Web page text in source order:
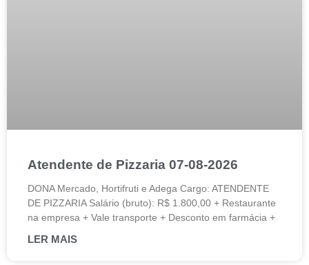
Atendente de Pizzaria 07-08-2026
DONA Mercado, Hortifruti e Adega Cargo: ATENDENTE
DE PIZZARIA Salário (bruto): R$ 1.800,00 + Restaurante
na empresa + Vale transporte + Desconto em farmácia +
LER MAIS